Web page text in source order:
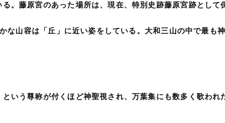
。藤原宮のあった場所は、現在、特別史跡藤原宮跡とし
な山容は「丘」に近い姿をしている。大和三山の中で最も
いう尊称が付くほど神聖視され、万葉集にも数多く歌われ